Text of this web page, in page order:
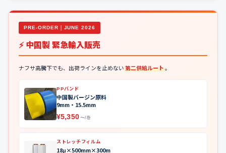
PRE-ORDER｜JUNE 2026
⚡ 中国製 緊急輸入販売
ナフサ高騰下でも、出荷ラインを止めない第二供給ルート。
PPバンド
中国製バージン原料
9mm・15.5mm
¥5,350 〜/巻
ストレッチフィルム
18μ×500mm×300m